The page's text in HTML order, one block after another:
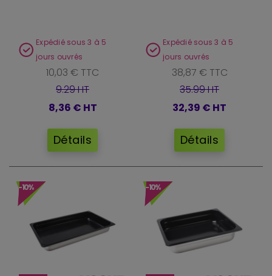
Expédié sous 3 à 5
jours ouvrés
10,03 € TTC
9.29 HT
8,36 € HT
Détails
Expédié sous 3 à 5
jours ouvrés
38,87 € TTC
35.99 HT
32,39 € HT
Détails
-10% -10%